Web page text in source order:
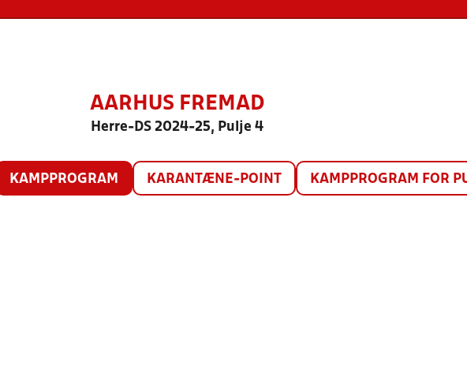
AARHUS FREMAD
Herre-DS 2024-25, Pulje 4
KAMPPROGRAM KARANTÆNE-POINT KAMPPROGRAM FOR